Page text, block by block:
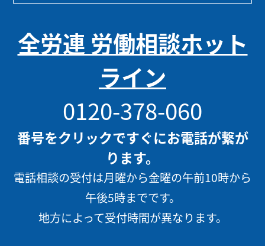
全労連 労働相談ホット
ライン
0120-378-060
番号をクリックですぐにお電話が繋が
ります。
電話相談の受付は月曜から金曜の午前10時から
午後5時までです。
地方によって受付時間が異なります。